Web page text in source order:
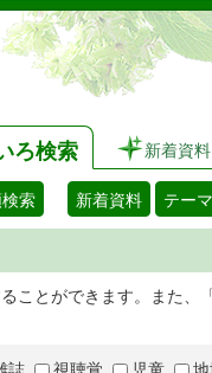
ろ検索 新着資料
索 新着資料 テー
ことができます。また